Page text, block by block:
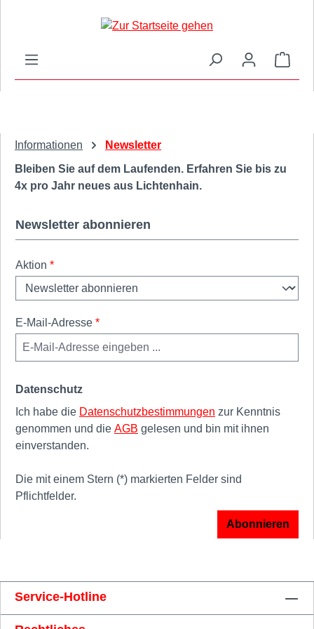
Zum Hauptinhalt springen
Informationen
Newsletter
Bleiben Sie auf dem Laufenden. Erfahren Sie bis zu
4x pro Jahr neues aus Lichtenhain.
Newsletter abonnieren
Aktion *
E-Mail-Adresse *
Datenschutz
Ich habe die Datenschutzbestimmungen zur Kenntnis
genommen und die AGB gelesen und bin mit ihnen
einverstanden.
Die mit einem Stern (*) markierten Felder sind
Pflichtfelder.
Abonnieren
Service-Hotline